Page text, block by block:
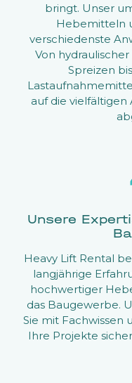
bringt. Unser
Hebemitteln
verschiedenste
Von
Spreizen
auf die
Unsere
Heavy Lift Rental
langjährige
hochwertiger
das Baugewerbe.
Sie mit Fachwissen
Ihre Projekte